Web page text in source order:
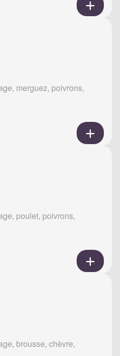
merguez, poivrons,
poulet, poivrons,
brousse, chèvre,